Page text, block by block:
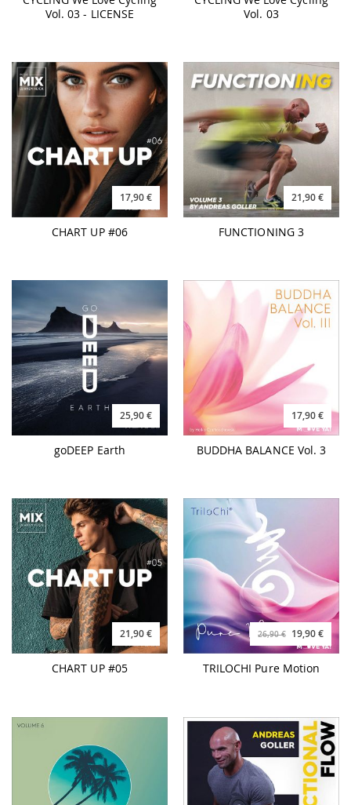
Vol. 03 - LICENSE
Vol. 03
17,90 €
CHART UP #06
21,90 €
FUNCTIONING 3
25,90 €
goDEEP Earth
17,90 €
BUDDHA BALANCE Vol. 3
21,90 €
CHART UP #05
26,90 € 19,90 €
TRILOCHI Pure Motion